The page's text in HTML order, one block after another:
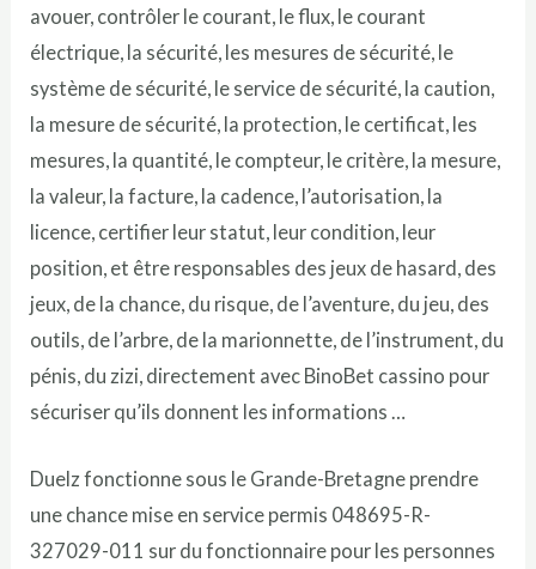
avouer, contrôler le courant, le flux, le courant
électrique, la sécurité, les mesures de sécurité, le
système de sécurité, le service de sécurité, la caution,
la mesure de sécurité, la protection, le certificat, les
mesures, la quantité, le compteur, le critère, la mesure,
la valeur, la facture, la cadence, l’autorisation, la
licence, certifier leur statut, leur condition, leur
position, et être responsables des jeux de hasard, des
jeux, de la chance, du risque, de l’aventure, du jeu, des
outils, de l’arbre, de la marionnette, de l’instrument, du
pénis, du zizi, directement avec BinoBet cassino pour
sécuriser qu’ils donnent les informations …
Duelz fonctionne sous le Grande-Bretagne prendre
une chance mise en service permis 048695-R-
327029-011 sur du fonctionnaire pour les personnes